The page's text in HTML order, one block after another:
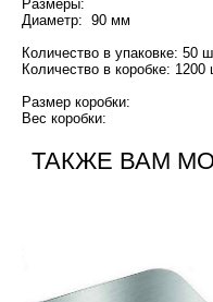
Размеры:
Диаметр: 90 мм
Количество в упаковке: 50
Количество в коробке: 1200
Размер коробки:
Вес коробки:
ТАКЖЕ ВАМ